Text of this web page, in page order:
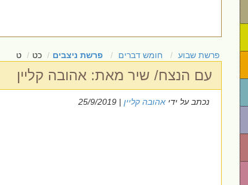
פרשת שבוע חומש דברים פרשת ניצבים כט ט
עם הנצח/ שיר מאת: אהובה קליין
נכתב על ידי אהובה קליין | 25/9/2019